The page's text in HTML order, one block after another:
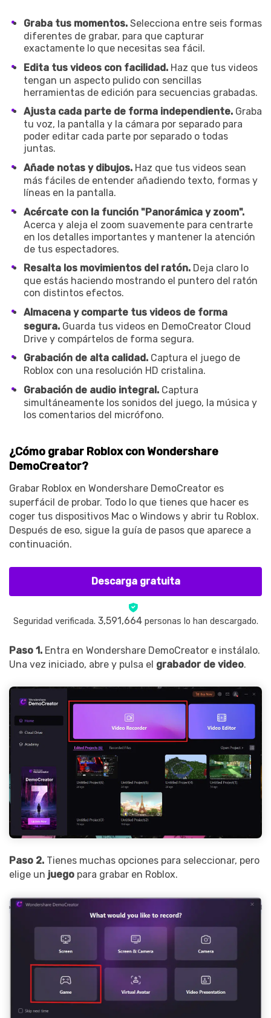
Graba tus momentos. Selecciona entre seis formas
diferentes de grabar, para que capturar
exactamente lo que necesitas sea fácil.
Edita tus videos con facilidad. Haz que tus videos
tengan un aspecto pulido con sencillas
herramientas de edición para secuencias grabadas.
Ajusta cada parte de forma independiente. Graba
tu voz, la pantalla y la cámara por separado para
poder editar cada parte por separado o todas
juntas.
Añade notas y dibujos. Haz que tus videos sean
más fáciles de entender añadiendo texto, formas y
líneas en la pantalla.
Acércate con la función "Panorámica y zoom".
Acerca y aleja el zoom suavemente para centrarte
en los detalles importantes y mantener la atención
de tus espectadores.
Resalta los movimientos del ratón. Deja claro lo
que estás haciendo mostrando el puntero del ratón
con distintos efectos.
Almacena y comparte tus videos de forma
segura. Guarda tus videos en DemoCreator Cloud
Drive y compártelos de forma segura.
Grabación de alta calidad. Captura el juego de
Roblox con una resolución HD cristalina.
Grabación de audio integral. Captura
simultáneamente los sonidos del juego, la música y
los comentarios del micrófono.
¿Cómo grabar Roblox con Wondershare
DemoCreator?
Grabar Roblox en Wondershare DemoCreator es
superfácil de probar. Todo lo que tienes que hacer es
coger tus dispositivos Mac o Windows y abrir tu Roblox.
Después de eso, sigue la guía de pasos que aparece a
continuación.
Descarga gratuita
Seguridad verificada. 3,591,664personas lo han descargado.
Paso 1. Entra en Wondershare DemoCreator e instálalo.
Una vez iniciado, abre y pulsa el grabador de video.
Paso 2. Tienes muchas opciones para seleccionar, pero
elige un juego para grabar en Roblox.
With AI Ease.
Record. Edit. Share. All with
Filmora!
Got It